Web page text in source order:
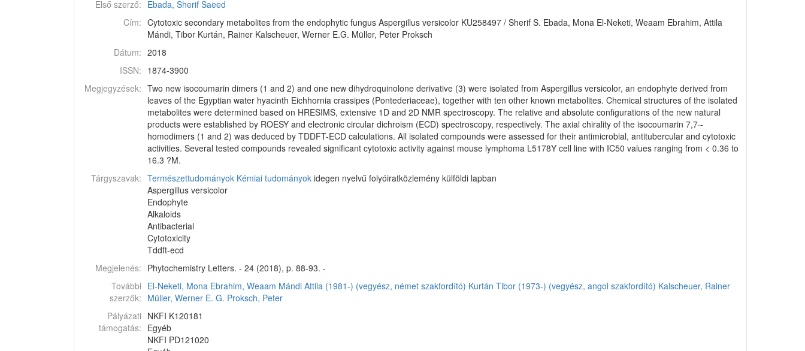
Első szerző: Ebada, Sherif Saeed
Cím: Cytotoxic secondary metabolites from the endophytic fungus Aspergillus versicolor KU258497 / Sherif S. Ebada, Mona El-Neketi, Weaam Ebrahim, Attila
Mándi, Tibor Kurtán, Rainer Kalscheuer, Werner E.G. Müller, Peter Proksch
Dátum: 2018
ISSN: 1874-3900
Megjegyzések: Two new isocoumarin dimers (1 and 2) and one new dihydroquinolone derivative (3) were isolated from Aspergillus versicolor, an endophyte derived from
leaves of the Egyptian water hyacinth Eichhornia crassipes (Pontederiaceae), together with ten other known metabolites. Chemical structures of the isolated
metabolites were determined based on HRESIMS, extensive 1D and 2D NMR spectroscopy. The relative and absolute configurations of the new natural
products were established by ROESY and electronic circular dichroism (ECD) spectroscopy, respectively. The axial chirality of the isocoumarin 7,7·-
homodimers (1 and 2) was deduced by TDDFT-ECD calculations. All isolated compounds were assessed for their antimicrobial, antitubercular and cytotoxic
activities. Several tested compounds revealed significant cytotoxic activity against mouse lymphoma L5178Y cell line with IC50 values ranging from < 0.36 to
16.3 ?M.
Tárgyszavak: Természettudományok Kémiai tudományok idegen nyelvű folyóiratközlemény külföldi lapban
Aspergillus versicolor
Endophyte
Alkaloids
Antibacterial
Cytotoxicity
Tddft-ecd
Megjelenés: Phytochemistry Letters. - 24 (2018), p. 88-93. -
További
szerzők:
El-Neketi, Mona Ebrahim, Weaam Mándi Attila (1981-) (vegyész, német szakfordító) Kurtán Tibor (1973-) (vegyész, angol szakfordító) Kalscheuer, Rainer
Müller, Werner E. G. Proksch, Peter
Pályázati
támogatás:
NKFI K120181
Egyéb
NKFI PD121020